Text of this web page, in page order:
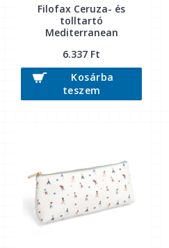
Filofax Ceruza- és
tolltartó
Mediterranean
6.337 Ft
Kosárba
teszem